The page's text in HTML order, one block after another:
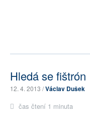
Hledá se fištrón
12. 4. 2013 /Václav Dušek
čas čtení 1 minuta